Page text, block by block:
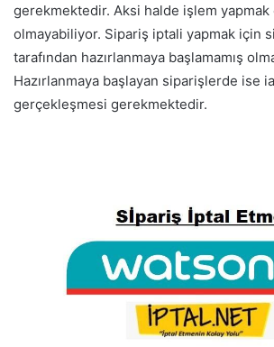
gerekmektedir. Aksi halde işlem yapmak
olmayabiliyor. Sipariş iptali yapmak için
tarafından hazırlanmaya başlamamış
Hazırlanmaya başlayan siparişlerde ise
gerçekleşmesi gerekmektedir.